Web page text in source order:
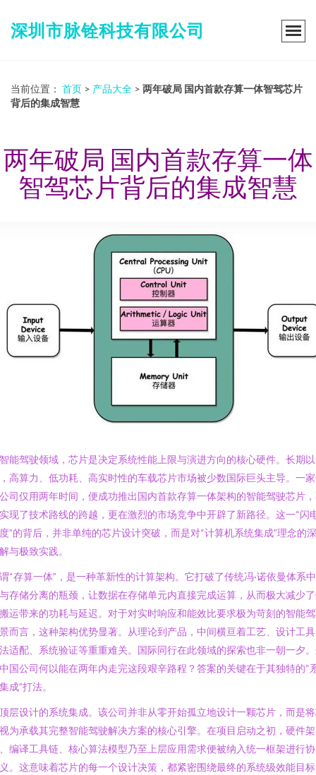
深圳市脉铨科技有限公司
当前位置： 首页 > 产品大全 > 两年破局 国内首款存算一体智驾芯片
背后的集成智慧
两年破局 国内首款存算一体
智驾芯片背后的集成智慧
能驾驶领域，芯片是决定系统性能上限与演进方向的核心硬件。长期以
高算力、低功耗、高实时性的车载芯片市场被少数国际巨头主导。一
司仅用两年时间，便成功推出国内首款存算一体架构的智能驾驶芯片
现了技术路线的跨越，更在激烈的市场竞争中开辟了新路径。这一“闪
”的背后，并非单纯的芯片设计突破，而是对“计算机系统集成”理念的
与极致实践。
“存算一体”，是一种革新性的计算架构。它打破了传统冯·诺依曼体系
存储分离的瓶颈，让数据在存储单元内直接完成运算，从而极大减少
运带来的功耗与延迟。对于对实时响应和能效比要求极为苛刻的智能
而言，这种架构优势显著。从理论到产品，中间横亘着工艺、设计工
适配、系统验证等重重难关。国际同行在此领域的探索也非一朝一夕
国公司何以能在两年内走完这段艰辛路程？答案的关键在于其独特的“
成”打法。
层设计的系统集成。该公司并非从零开始孤立地设计一颗芯片，而是
为承载其完整智能驾驶解决方案的核心引擎。在项目启动之初，硬件架
编译工具链、核心算法模型乃至上层应用需求便被纳入统一框架进行
。这意味着芯片的每一个设计决策，都紧密围绕最终的系统级效能目